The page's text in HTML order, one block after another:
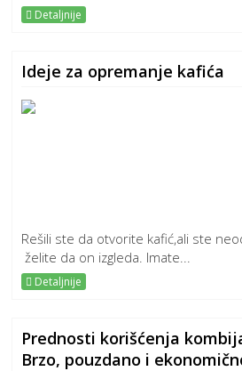
Detaljnije
Ideje za opremanje kafića
Rešili ste da otvorite kafić,ali ste
želite da on izgleda. Imate...
Detaljnije
Prednosti korišćenja
Brzo, pouzdano i